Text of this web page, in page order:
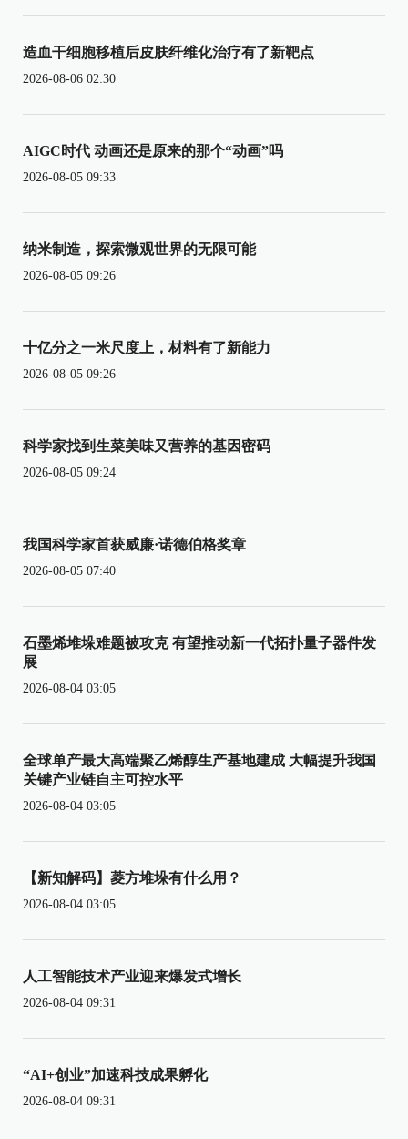
造血干细胞移植后皮肤纤维化治疗有了新靶点
2026-08-06 02:30
AIGC时代 动画还是原来的那个“动画”吗
2026-08-05 09:33
纳米制造，探索微观世界的无限可能
2026-08-05 09:26
十亿分之一米尺度上，材料有了新能力
2026-08-05 09:26
科学家找到生菜美味又营养的基因密码
2026-08-05 09:24
我国科学家首获威廉·诺德伯格奖章
2026-08-05 07:40
石墨烯堆垛难题被攻克 有望推动新一代拓扑量子器件发
展
2026-08-04 03:05
全球单产最大高端聚乙烯醇生产基地建成 大幅提升我国
关键产业链自主可控水平
2026-08-04 03:05
【新知解码】菱方堆垛有什么用？
2026-08-04 03:05
人工智能技术产业迎来爆发式增长
2026-08-04 09:31
“AI+创业”加速科技成果孵化
2026-08-04 09:31